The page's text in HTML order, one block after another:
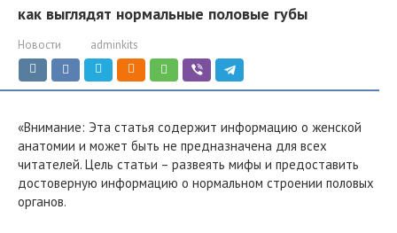
как выглядят нормальные половые губы
Новости adminkits
«Внимание: Эта статья содержит информацию о женской
анатомии и может быть не предназначена для всех
читателей. Цель статьи – развеять мифы и предоставить
достоверную информацию о нормальном строении половых
органов.